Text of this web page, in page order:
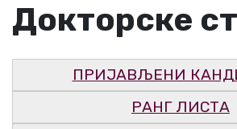
Докторске
ПРИЈАВЉЕНИ
РАНГ ЛИСТА